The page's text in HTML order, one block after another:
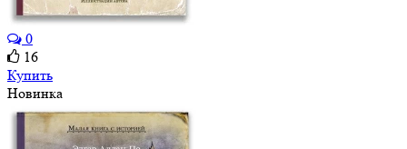
0
16
Купить
Новинка